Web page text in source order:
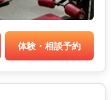
体験・相談予約